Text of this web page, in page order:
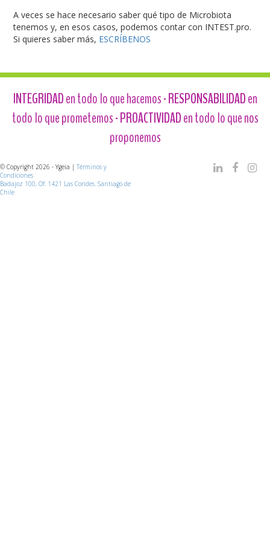
A veces se hace necesario saber qué tipo de Microbiota
tenemos y, en esos casos, podemos contar con INTEST.pro.
Si quieres saber más, ESCRÍBENOS
INTEGRIDADen todo lo que hacemos -RESPONSABILIDADen
todo lo que prometemos -PROACTIVIDADen todo lo que nos
proponemos
© Copyright 2026 - Ygeia | Términos y
Condiciones
Badajoz 100, Of. 1421 Las Condes. Santiago de
Chile